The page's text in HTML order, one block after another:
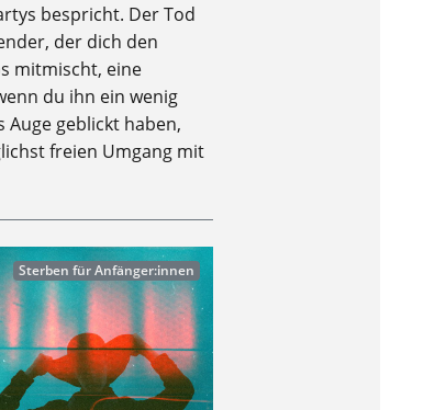
bespricht. Der Tod
der dich den
mitmischt, eine
du ihn ein wenig
geblickt haben,
freien Umgang mit
Sterben für Anfänger:innen